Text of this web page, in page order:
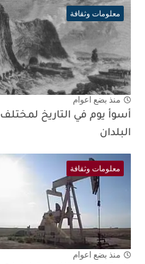
معلومات وثقافة
منذ بضع اعوام
أسوأ يوم في التاريخ لمختلف
البلدان
معلومات وثقافة
منذ بضع اعوام